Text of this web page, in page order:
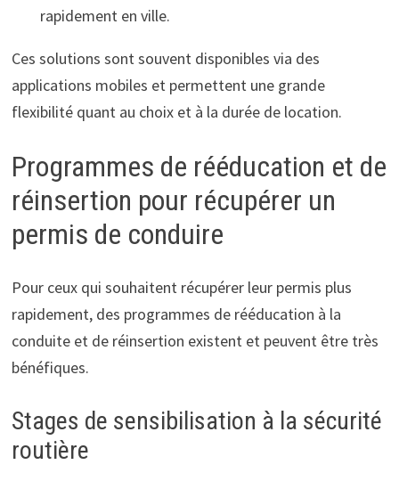
rapidement en ville.
Ces solutions sont souvent disponibles via des
applications mobiles et permettent une grande
flexibilité quant au choix et à la durée de location.
Programmes de rééducation et de
réinsertion pour récupérer un
permis de conduire
Pour ceux qui souhaitent récupérer leur permis plus
rapidement, des programmes de rééducation à la
conduite et de réinsertion existent et peuvent être très
bénéfiques.
Stages de sensibilisation à la sécurité
routière